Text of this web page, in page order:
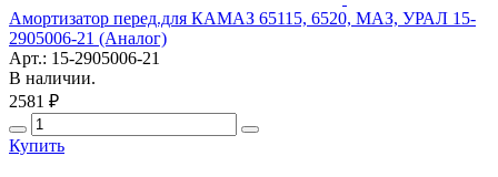
Амортизатор перед.для КАМАЗ 65115, 6520, МАЗ, УРАЛ 15-
2905006-21 (Аналог)
Арт.: 15-2905006-21
В наличии.
2581 ₽
Купить